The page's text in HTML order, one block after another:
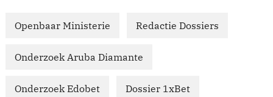
Openbaar Ministerie Redactie Dossiers
Onderzoek Aruba Diamante
Onderzoek Edobet Dossier 1xBet